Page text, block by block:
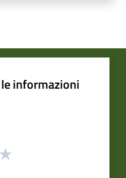
informazioni